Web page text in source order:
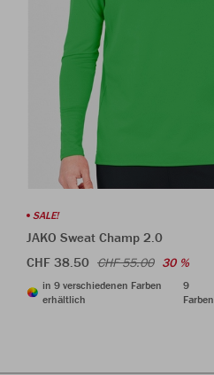
SALE!
JAKO Sweat Champ 2.0
CHF 38.50 CHF 55.00 30 %
in 9 verschiedenen Farben
erhältlich
9
Farben